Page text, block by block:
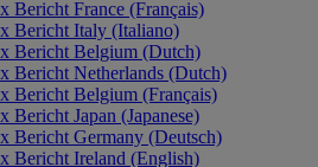
France (Français)
Italy (Italiano)
Belgium (Dutch)
Netherlands (Dutch)
Belgium (Français)
Japan (Japanese)
Germany (Deutsch)
Ireland (English)